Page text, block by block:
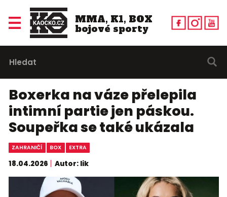
MMA, K1, BOX
bojové sporty
Boxerka na váze přelepila
intimní partie jen páskou.
Soupeřka se také ukázala
ZAHRANIČÍ BOX EXTRA
18.04.2026 Autor: lik